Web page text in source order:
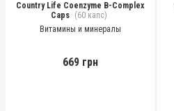
Country Life Coenzyme B-Complex
Caps
(60 капс)
Витамины и минералы
669 грн